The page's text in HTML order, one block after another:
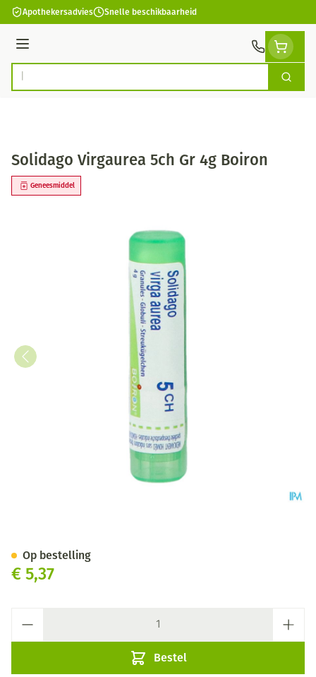
Ga naar de inhoud
Apothekersadvies Snelle beschikbaarheid
Menu
Product, merk, categorie... Zoek
Solidago Virgaurea 5ch Gr 4g Boiron
Geneesmiddel
€ 5,37
Bestel
Op bestelling